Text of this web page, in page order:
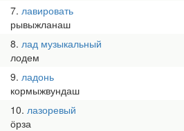
7 лавировать
рывыжланаш
8 лад музыкальный
лодем
9 ладонь
кормыжвундаш
10 лазоревый
ӧрза